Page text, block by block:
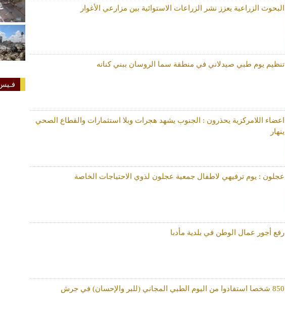
البحوث الزراعية يعزز نشر الزراعات الاستوائية بين مزارعي الأغوار
تنظيم يوم طبي صيدلاني في منطقة سما الروسان ببني كنانه
اعضاء اللامركزية يحذرون : الجنوب يشهد هجرات وبلا استثمارات والقطاع الصحي
ينهار
عجلون : يوم ترفيهي لاطفال جمعية عجلون لذوي الاحتياجات الخاصة
رفع أجور عمال الوطن في بلدية مأدبا
850 شخصا استفادوا من اليوم الطبي المجاني (للبر والإحسان) في جرش